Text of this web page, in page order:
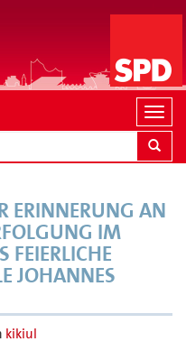
N
a
v
a
ERINNERUNG AN
IM
FEIERLICHE
JOHANNES
kikiul